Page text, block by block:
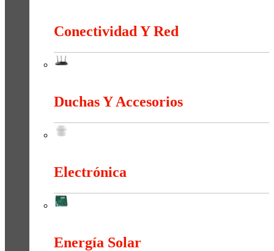
Conectividad Y Red
Duchas Y Accesorios
Electrónica
Energía Solar